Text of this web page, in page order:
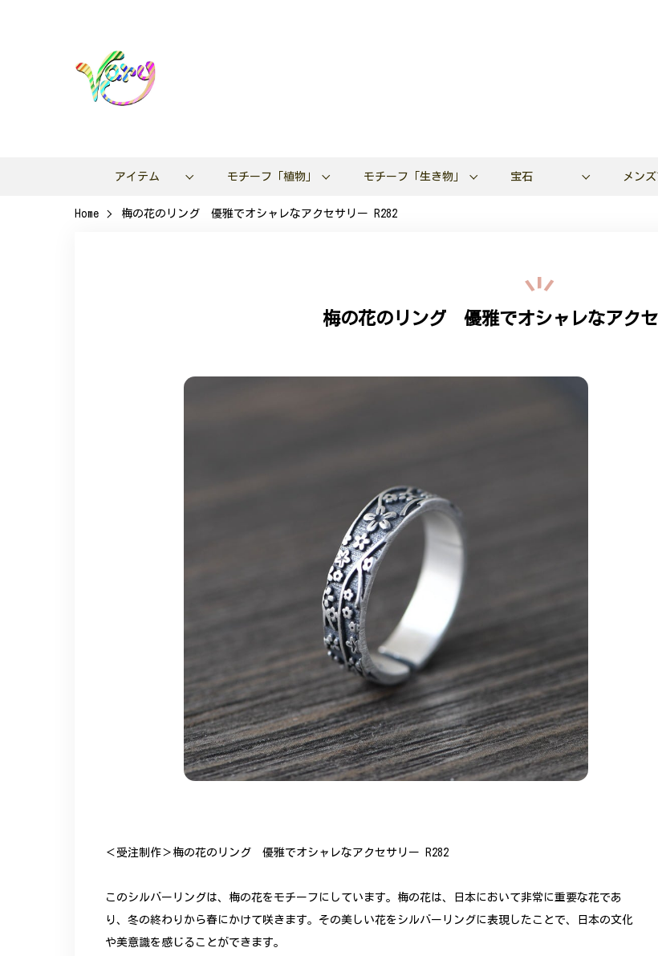
アイテム モチーフ「植物」 モチーフ「生き物」 宝石 メン
Home 梅の花のリング 優雅でオシャレなアクセサリー R282
梅の花のリング 優雅でオシャレなアク
＜受注制作＞梅の花のリング 優雅でオシャレなアクセサリー R282
このシルバーリングは、梅の花をモチーフにしています。梅の花は、日本において非常に重要な花であ
り、冬の終わりから春にかけて咲きます。その美しい花をシルバーリングに表現したことで、日本の文化
や美意識を感じることができます。